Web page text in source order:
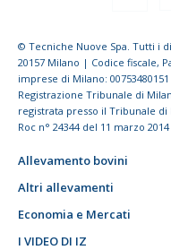
© Tecniche Nuove Spa. Tutti i
20157 Milano | Codice fiscale,
imprese di Milano: 00753480151
Registrazione Tribunale di
registrata presso il Tribunale di
Roc n° 24344 del 11 marzo 2014
Allevamento bovini
Altri allevamenti
Economia e Mercati
I VIDEO DI IZ